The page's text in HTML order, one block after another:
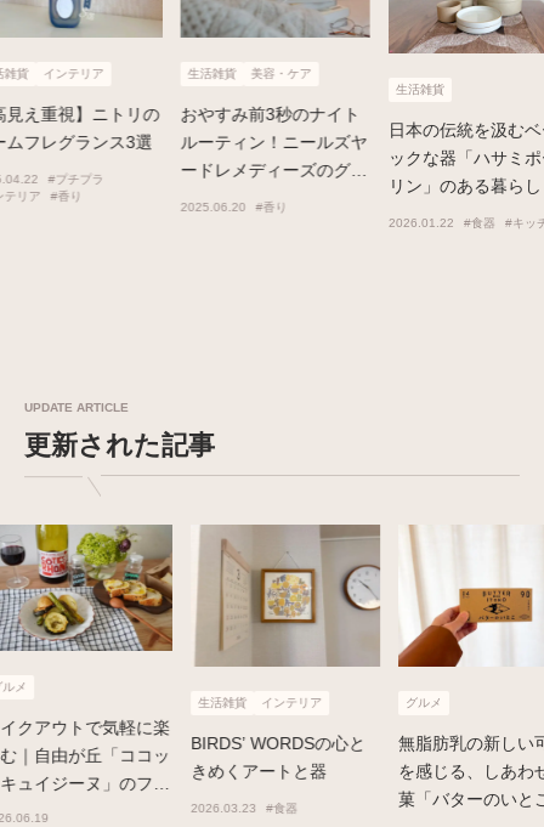
生活雑貨 美容・ケア
おやすみ前3秒のナイト
ルーティン！ニールズヤ
ードレメディーズのグッ
ドナイトピローミスト
日本の伝統を汲むベーシ
ックな器「ハサミポーセ
#キッチン
生活雑貨
急須無しで茶
るティータイ
aardvark
2026.04.24 #キッ
UPDATE ARTICLE
更新された記事
BIRDS’ WORDSの心と
きめくアートと器
グルメ
無脂肪乳の新しい可能性
を感じる、しあわせの銘
菓「バターのいとこ」
アートのよう
彩る「HAY」
ア